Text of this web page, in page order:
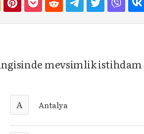
mevsimlik istihdam
A Antalya